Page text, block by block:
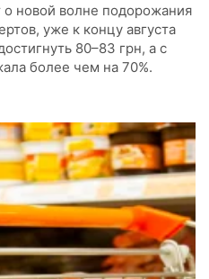
новой волне подорожания
уже к концу августа
80–83 грн, а с
более чем на 70%.